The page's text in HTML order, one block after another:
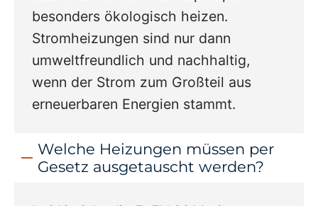
besonders ökologisch heizen.
Stromheizungen sind nur dann
umweltfreundlich und nachhaltig,
wenn der Strom zum Großteil aus
erneuerbaren Energien stammt.
Welche Heizungen müssen per
Gesetz ausgetauscht werden?